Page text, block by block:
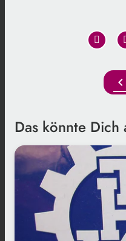
chevron_left
Das könnte Dich